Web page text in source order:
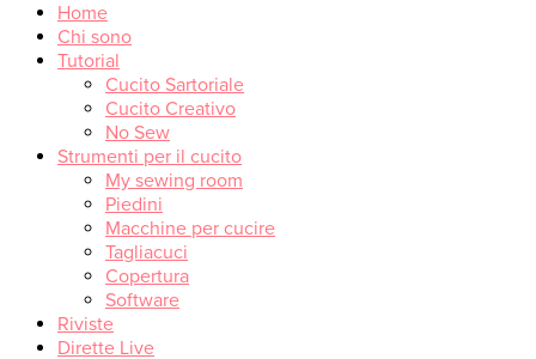
Home
Chi sono
Tutorial
Cucito Sartoriale
Cucito Creativo
No Sew
Strumenti per il cucito
My sewing room
Piedini
Macchine per cucire
Tagliacuci
Copertura
Software
Riviste
Dirette Live